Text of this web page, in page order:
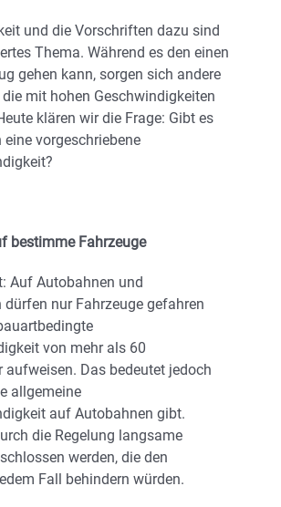
und die Vorschriften dazu sind
Thema. Während es den einen
gehen kann, sorgen sich andere
mit hohen Geschwindigkeiten
klären wir die Frage: Gibt es
vorgeschriebene
bestimme Fahrzeuge
Auf Autobahnen und
nur Fahrzeuge gefahren
von mehr als 60
aufweisen. Das bedeutet jedoch
allgemeine
auf Autobahnen gibt.
die Regelung langsame
werden, die den
Fall behindern würden.